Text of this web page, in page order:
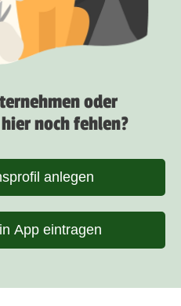
oder
noch fehlen?
anlegen
App eintragen